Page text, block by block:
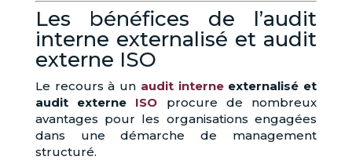
Les bénéfices de l’audit
interne externalisé et audit
externe ISO
Le recours à un audit interneexternalisé et
audit externe ISO procure de nombreux
avantages pour les organisations engagées
dans une démarche de management
structuré.